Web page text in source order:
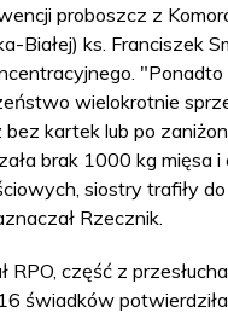
proboszcz z
Białej) ks. Franciszek
wielokrotnie
bez kartek lub po
brak 1000 kg mięsa i
siostry trafiły do
Rzecznik.
RPO, część z
świadków